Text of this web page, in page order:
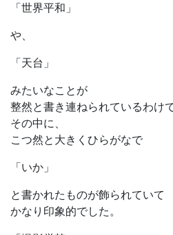
「世界平和」
や、
「天台」
みたいなことが
整然と書き連ねられているわけで
その中に、
こつ然と大きくひらがなで
「いか」
と書かれたものが飾られていて
かなり印象的でした。